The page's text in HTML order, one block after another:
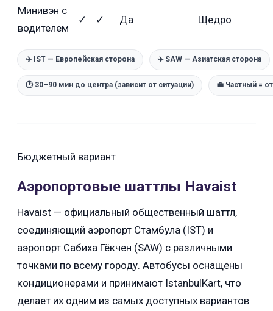
Минивэн с
водителем
✓ ✓ Да Щедро
✈️ IST — Европейская сторона ✈️ SAW — Азиатская сторона
🕐 30–90 мин до центра (зависит от ситуации) 💼 Частный =
Бюджетный вариант
Аэропортовые шаттлы Havaist
Havaist — официальный общественный шаттл,
соединяющий аэропорт Стамбула (IST) и
аэропорт Сабиха Гёкчен (SAW) с различными
точками по всему городу. Автобусы оснащены
кондиционерами и принимают IstanbulKart, что
делает их одним из самых доступных вариантов